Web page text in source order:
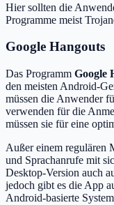
Hier sollten die
Programme meist
Google Hangouts
Das Programm Google
den meisten Android-
müssen die Anwender
verwenden für die
müssen sie für eine
Außer einem regulären
und Sprachanrufe mit
Desktop-Version auch
jedoch gibt es die App
Android-basierte